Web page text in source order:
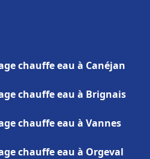
chauffe eau à Canéjan
chauffe eau à Brignais
chauffe eau à Vannes
chauffe eau à Orgeval